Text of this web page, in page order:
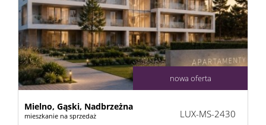
Zgłoś
nowa oferta
Mielno, Gąski, Nadbrzeżna
mieszkanie na sprzedaż LUX-MS-2430